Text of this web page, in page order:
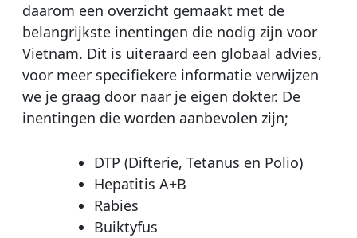
daarom een overzicht gemaakt met de
belangrijkste inentingen die nodig zijn voor
Vietnam. Dit is uiteraard een globaal advies,
voor meer specifiekere informatie verwijzen
we je graag door naar je eigen dokter. De
inentingen die worden aanbevolen zijn;
DTP (Difterie, Tetanus en Polio)
Hepatitis A+B
Rabiës
Buiktyfus